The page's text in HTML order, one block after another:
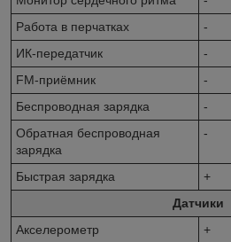
Работа в перчатках
-
ИК-передатчик
-
FM-приёмник
-
Беспроводная зарядка
-
Обратная беспроводная
зарядка
-
Быстрая зарядка
+
Датчики
Акселерометр
+